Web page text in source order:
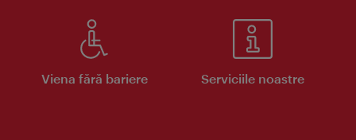
Viena fără bariere Serviciile noastre